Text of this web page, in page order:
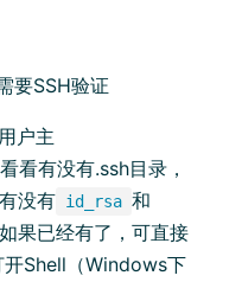
要SSH验证
户主
看有没有.ssh目录，
没有 id_rsa 和
果已经有了，可直接
开Shell（Windows下